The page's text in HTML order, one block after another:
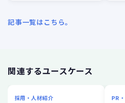
記事一覧はこちら。
関連するユースケース
採用・人材紹介 PR